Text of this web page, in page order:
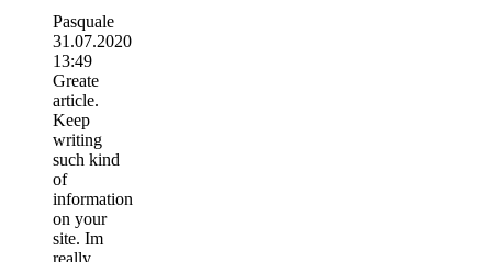
Pasquale
31.07.2020
13:49
Greate
article.
Keep
writing
such kind
of
information
on your
site. Im
really